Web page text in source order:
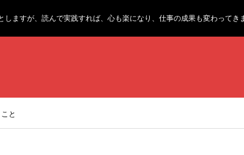
ますが、読んで実践すれば、心も楽になり、仕事の成果も変わってき
と